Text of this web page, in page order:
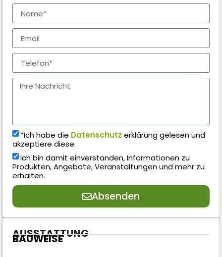
*Ich habe die Datenschutz erklärung gelesen und
akzeptiere diese.
Ich bin damit einverstanden, Informationen zu
Produkten, Angebote, Veranstaltungen und mehr zu
erhalten.
Absenden
AUSSTATTUNG
BAUWEISE